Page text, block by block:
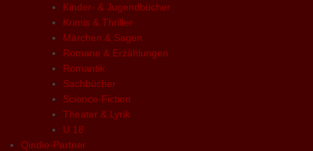
Kinder- & Jugendbücher
Krimis & Thriller
Märchen & Sagen
Romane & Erzählungen
Romantik
Sachbücher
Science-Fiction
Theater & Lyrik
U 18
Qindie-Partner